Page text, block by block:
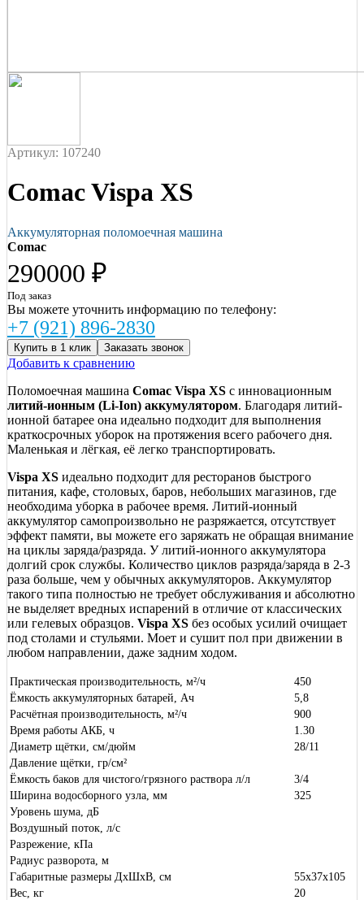
Артикул: 107240
Comac Vispa XS
Аккумуляторная поломоечная машина
Comac
290000 ₽
Под заказ
Вы можете уточнить информацию по телефону:
+7 (921) 896-2830
Купить в 1 клик Заказать звонок
Добавить к сравнению
Поломоечная машина Comac Vispa XS с инновационным
литий-ионным (Li-Ion) аккумулятором. Благодаря литий-
ионной батарее она идеально подходит для выполнения
краткосрочных уборок на протяжения всего рабочего дня.
Маленькая и лёгкая, её легко транспортировать.
Vispa XS идеально подходит для ресторанов быстрого
питания, кафе, столовых, баров, небольших магазинов, где
необходима уборка в рабочее время. Литий-ионный
аккумулятор самопроизвольно не разряжается, отсутствует
эффект памяти, вы можете его заряжать не обращая внимание
на циклы заряда/разряда. У литий-ионного аккумулятора
долгий срок службы. Количество циклов разряда/заряда в 2-3
раза больше, чем у обычных аккумуляторов. Аккумулятор
такого типа полностью не требует обслуживания и абсолютно
не выделяет вредных испарений в отличие от классических
или гелевых образцов. Vispa XS без особых усилий очищает
под столами и стульями. Моет и сушит пол при движении в
любом направлении, даже задним ходом.
Практическая производительность, м²/ч
450
Ёмкость аккумуляторных батарей, Ач
5,8
Расчётная производительность, м²/ч
900
Время работы АКБ, ч
1.30
Диаметр щётки, см/дюйм
28/11
Давление щётки, гр/см²
Ёмкость баков для чистого/грязного раствора л/л
3/4
Ширина водосборного узла, мм
325
Уровень шума, дБ
Воздушный поток, л/с
Разрежение, кПа
Радиус разворота, м
Габаритные размеры ДхШхВ, см
55x37x105
Вес, кг
20